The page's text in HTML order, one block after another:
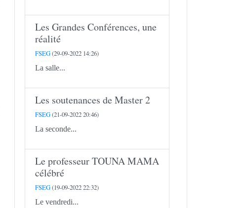
Les Grandes Conférences, une
réalité
FSEG(29-09-2022 14:26)
La salle...
Les soutenances de Master 2
FSEG(21-09-2022 20:46)
La seconde...
Le professeur TOUNA MAMA
célébré
FSEG(19-09-2022 22:32)
Le vendredi...